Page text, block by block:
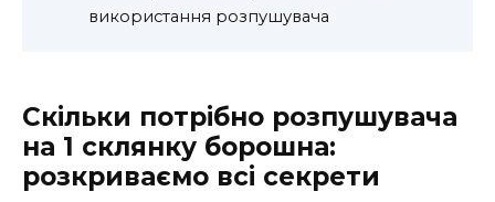
використання розпушувача
Скільки потрібно розпушувача
на 1 склянку борошна:
розкриваємо всі секрети